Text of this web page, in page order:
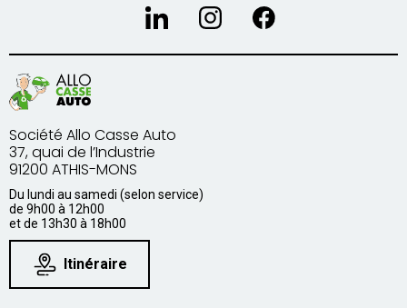
Société Allo Casse Auto
37, quai de l’Industrie
91200 ATHIS-MONS
Du lundi au samedi (selon service)
de 9h00 à 12h00
et de 13h30 à 18h00
Itinéraire